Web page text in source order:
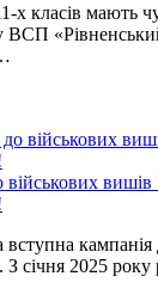
х класів мають
ВСП
вишів
вступна
З січня 2025 року